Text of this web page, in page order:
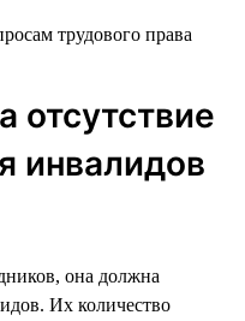
трудового права
инвалидов
она должна
Их количество